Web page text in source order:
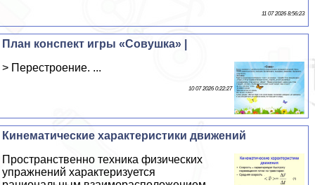
11 07 2026 8:56:23
План конспект игры «Совушка» |
> Перестроение. ...
10 07 2026 0:22:27
Кинематические хаpaктеристики движений
Прострaнcтвенно техника физических
упражнений хаpaктеризуется